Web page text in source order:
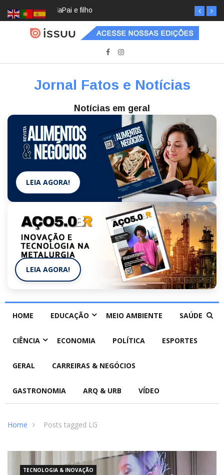
Pai e filho
Jornal Fatos e Notícias
Notícias em geral
LEIA AGORA!
LEIA AGORA!
HOME EDUCAÇÃO MEIO AMBIENTE SAÚDE
CIÊNCIA ECONOMIA POLÍTICA ESPORTES
GERAL CARREIRAS & NEGÓCIOS
GASTRONOMIA ARQ & URB VÍDEO
Home Posts tagged LG
TECNOLOGIA & INOVAÇÃO